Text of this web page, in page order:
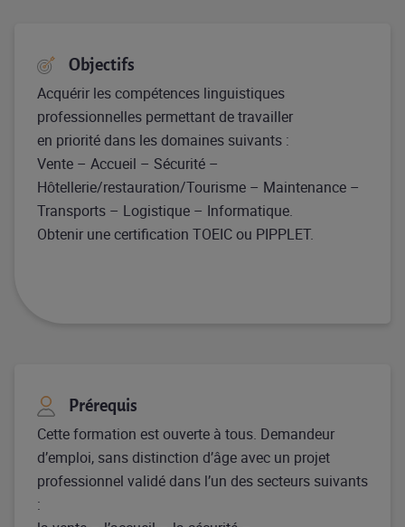
Objectifs
Acquérir les compétences linguistiques
professionnelles permettant de travailler
en priorité dans les domaines suivants :
Vente – Accueil – Sécurité –
Hôtellerie/restauration/Tourisme – Maintenance –
Transports – Logistique – Informatique.
Obtenir une certification TOEIC ou PIPPLET.
Prérequis
Cette formation est ouverte à tous. Demandeur
d’emploi, sans distinction d’âge avec un projet
professionnel validé dans l’un des secteurs suivants
: